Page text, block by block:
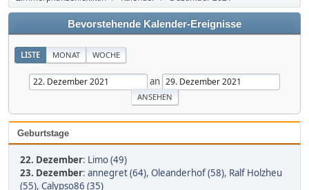
Bevorstehende Kalender-Ereignisse
LISTE MONAT WOCHE
an
Geburtstage
22. Dezember: Limo (49)
23. Dezember: annegret (64), Oleanderhof (58), Ralf Holzheu
(55), Calypso86 (35)